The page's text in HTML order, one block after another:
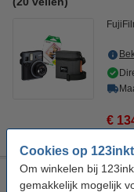
Cookies op
Om winkelen bij
gemakkelijk mogelijk
€
Fujifilm instax